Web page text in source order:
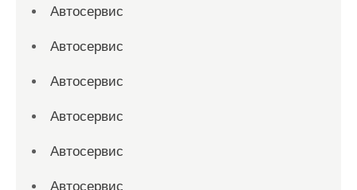
Автосервис
Автосервис
Автосервис
Автосервис
Автосервис
Автосервис